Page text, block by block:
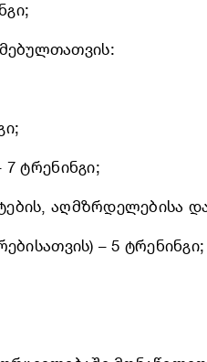
7 ტრენინგი;
აღმზრდელებისა
– 5 ტრენინგი;